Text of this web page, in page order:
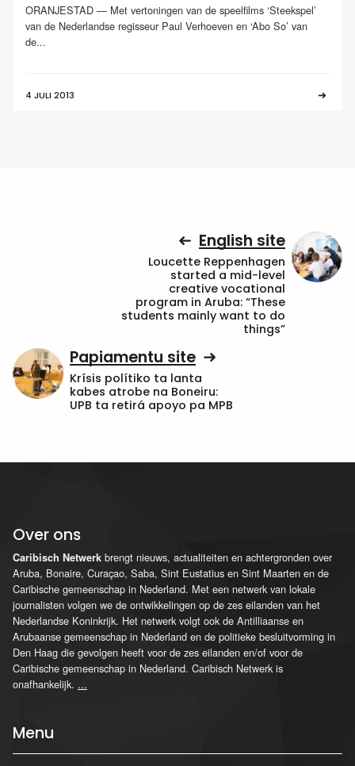
ORANJESTAD — Met vertoningen van de speelfilms ‘Steekspel’
van de Nederlandse regisseur Paul Verhoeven en ‘Abo So’ van
de...
4 JULI 2013
English site
Loucette Reppenhagen
started a mid-level
creative vocational
program in Aruba: “These
students mainly want to do
things”
Papiamentu site
Krísis polítiko ta lanta
kabes atrobe na Boneiru:
UPB ta retirá apoyo pa MPB
Over ons
Caribisch Netwerk brengt nieuws, actualiteiten en achtergronden over
Aruba, Bonaire, Curaçao, Saba, Sint Eustatius en Sint Maarten en de
Caribische gemeenschap in Nederland. Met een netwerk van lokale
journalisten volgen we de ontwikkelingen op de zes eilanden van het
Nederlandse Koninkrijk. Het netwerk volgt ook de Antilliaanse en
Arubaanse gemeenschap in Nederland en de politieke besluitvorming in
Den Haag die gevolgen heeft voor de zes eilanden en/of voor de
Caribische gemeenschap in Nederland. Caribisch Netwerk is
onafhankelijk. ...
Menu